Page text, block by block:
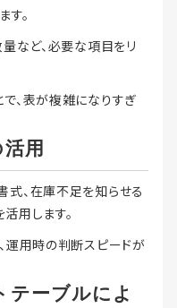
す。
など、必要な項目をリ
、表が複雑になりすぎ
用
、在庫不足を知らせる
用します。
運用時の判断スピードが
テーブルによ